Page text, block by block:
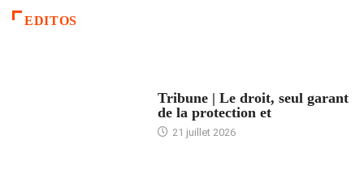
EDITOS
Tribune | Le droit, seul garant
de la protection et
21 juillet 2026